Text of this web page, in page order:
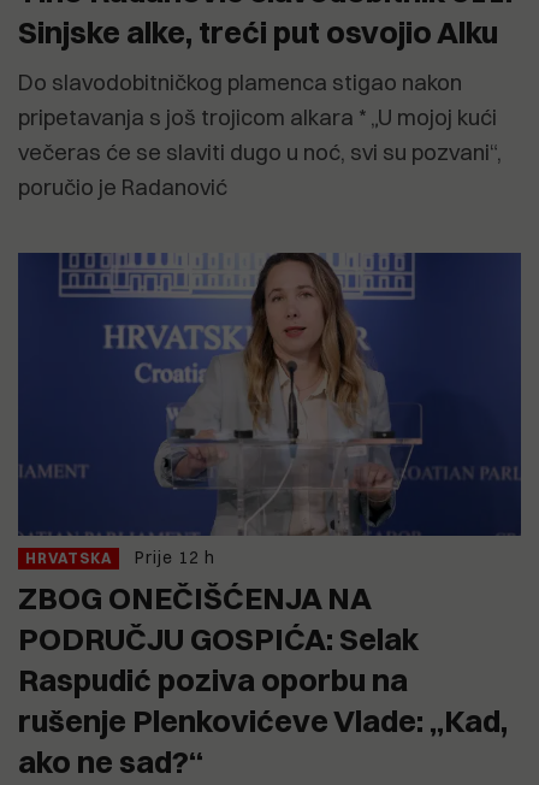
Sinjske alke, treći put osvojio Alku
Do slavodobitničkog plamenca stigao nakon
pripetavanja s još trojicom alkara * „U mojoj kući
večeras će se slaviti dugo u noć, svi su pozvani“,
poručio je Radanović
HRVATSKA Prije 12 h
ZBOG ONEČIŠĆENJA NA
PODRUČJU GOSPIĆA: Selak
Raspudić poziva oporbu na
rušenje Plenkovićeve Vlade: „Kad,
ako ne sad?“